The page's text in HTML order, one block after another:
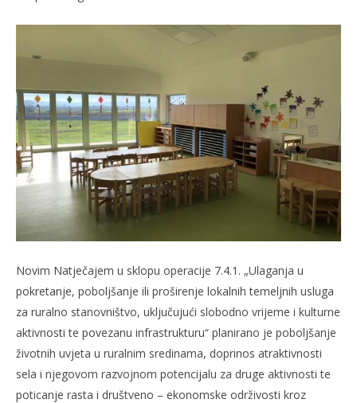
250 milijuna kuna za ulaganja u vrtiće, tržnice i
07.06.2021.
Novim Natječajem u sklopu operacije 7.4.1. „Ulaganja u
pokretanje, poboljšanje ili proširenje lokalnih temeljnih usluga
za ruralno stanovništvo, uključujući slobodno vrijeme i kulturne
aktivnosti te povezanu infrastrukturu“ planirano je poboljšanje
životnih uvjeta u ruralnim sredinama, doprinos atraktivnosti
sela i njegovom razvojnom potencijalu za druge aktivnosti te
poticanje rasta i društveno – ekonomske održivosti kroz